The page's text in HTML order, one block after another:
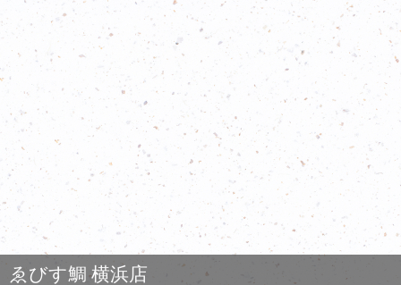
ゑびす鯛 横浜店